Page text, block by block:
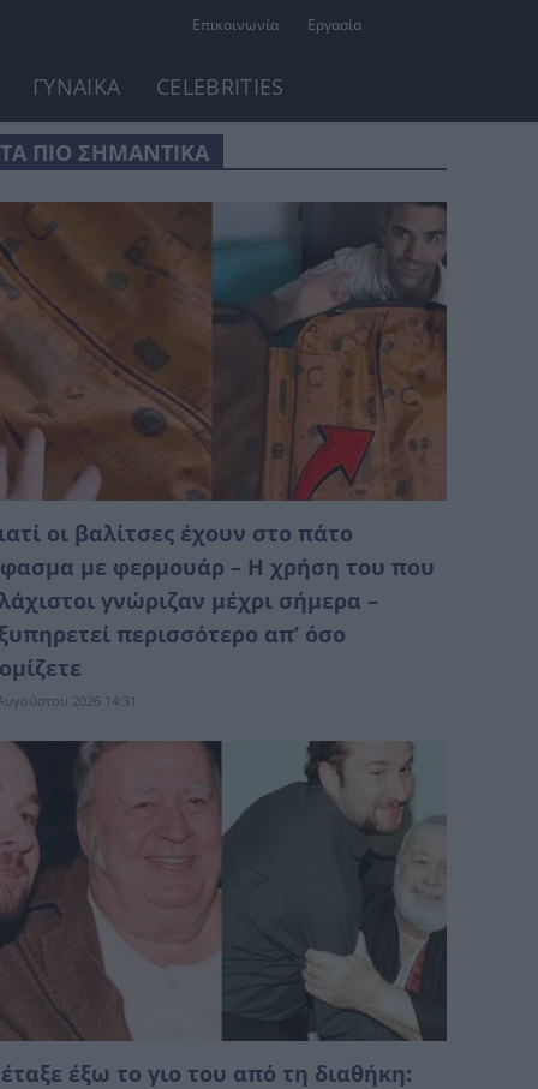
Επικοινωνία Εργασία
ΓΥΝΑΙΚΑ CELEBRITIES
ΤΑ ΠΙΟ ΣΗΜΑΝΤΙΚΑ
οι βαλίτσες έχουν στο πάτο
με φερμουάρ – Η χρήση του που
γνώριζαν μέχρι σήμερα –
περισσότερο απ’ όσο
2026 14:31
έξω το γιο του από τη διαθήκη: